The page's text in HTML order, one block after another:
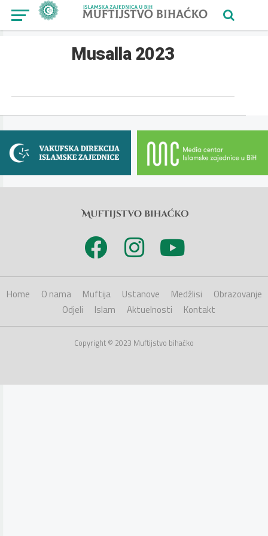
Musalla 2023
Home O nama Muftija Ustanove Medžlisi
Obrazovanje
Odjeli
Islam Aktuelnosti Kontakt
Copyright © 2023 Muftijstvo bihaćko